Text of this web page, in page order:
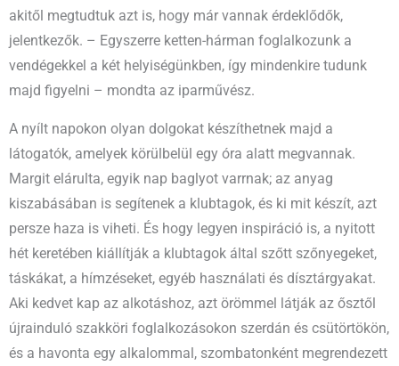
akitől megtudtuk azt is, hogy már vannak érdeklődők,
jelentkezők. – Egyszerre ketten-hárman foglalkozunk a
vendégekkel a két helyiségünkben, így mindenkire tudunk
majd figyelni – mondta az iparművész.
A nyílt napokon olyan dolgokat készíthetnek majd a
látogatók, amelyek körülbelül egy óra alatt megvannak.
Margit elárulta, egyik nap baglyot varrnak; az anyag
kiszabásában is segítenek a klubtagok, és ki mit készít, azt
persze haza is viheti. És hogy legyen inspiráció is, a nyitott
hét keretében kiállítják a klubtagok által szőtt szőnyegeket,
táskákat, a hímzéseket, egyéb használati és dísztárgyakat.
Aki kedvet kap az alkotáshoz, azt örömmel látják az ősztől
újrainduló szakköri foglalkozásokon szerdán és csütörtökön,
és a havonta egy alkalommal, szombatonként megrendezett